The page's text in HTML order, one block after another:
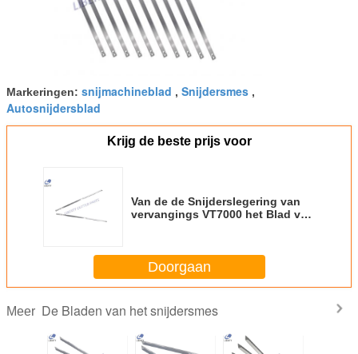
Markeringen: snijmachineblad , Snijdersmes ,
Autosnijdersblad
Krijg de beste prijs voor
Van de de Snijderslegering van
vervangings VT7000 het Blad van
Doorgaan
Meer De Bladen van het snijdersmes